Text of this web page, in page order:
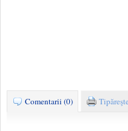
Comentarii (0)